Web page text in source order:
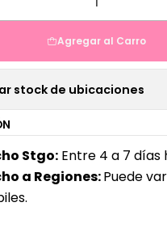
Agregar al Carro
stock de ubicaciones
Stgo: Entre 4 a 7 días
a Regiones:Puede